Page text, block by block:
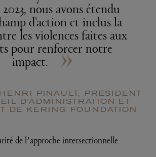
nous avons étendu
d'action et inclus la
les violences faites aux
pour renforcer notre
impact. »
PINAULT, PRÉSIDENT
D'ADMINISTRATION ET
DE KERING FOUNDATION
de l’approche intersectionnelle